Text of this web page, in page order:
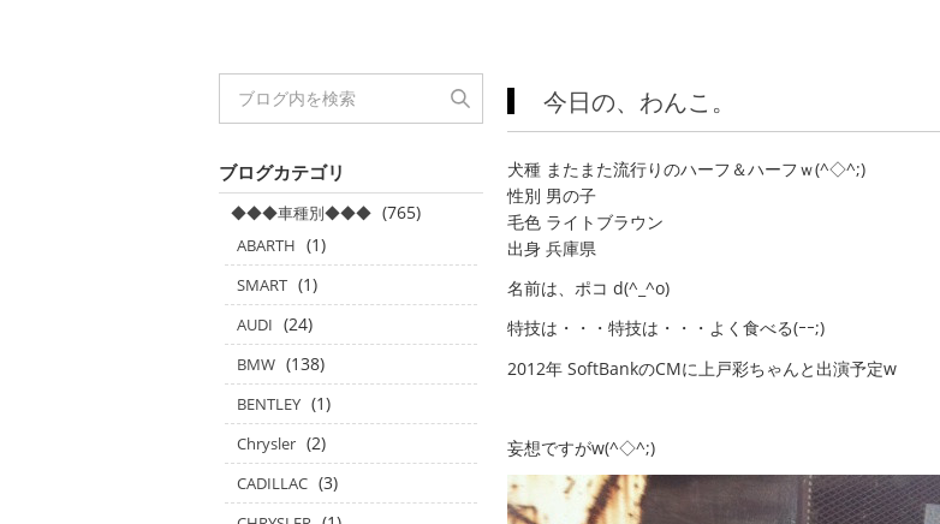
今日の、わんこ。
犬種 またまた流行りのハーフ＆ハーフｗ(^◇^;)
性別 男の子
毛色 ライトブラウン
出身 兵庫県
名前は、ポコ d(^_^o)
特技は・・・特技は・・・よく食べる(ｰｰ;)
2012年 SoftBankのCMに上戸彩ちゃんと出演予定w
妄想ですがw(^◇^;)
ブログカテゴリ
◆◆◆車種別◆◆◆ (765)
ABARTH (1)
SMART (1)
AUDI (24)
BMW (138)
BENTLEY (1)
Chrysler (2)
CADILLAC (3)